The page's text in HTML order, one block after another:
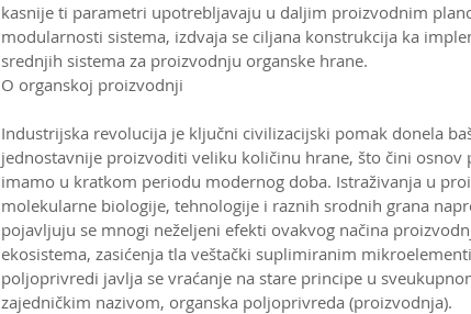
kasnije ti parametri upotrebljavaju u daljim proizvodnim
modularnosti sistema, izdvaja se ciljana konstrukcija ka
srednjih sistema za proizvodnju organske hrane.
O organskoj proizvodnji
Industrijska revolucija je ključni civilizacijski pomak donela
jednostavnije proizvoditi veliku količinu hrane, što čini
imamo u kratkom periodu modernog doba. Istraživanja u
molekularne biologije, tehnologije i raznih srodnih grana
pojavljuju se mnogi neželjeni efekti ovakvog načina
ekosistema, zasićenja tla veštački suplimiranim
poljoprivredi javlja se vraćanje na stare principe u
zajedničkim nazivom, organska poljoprivreda (proizvodnja).